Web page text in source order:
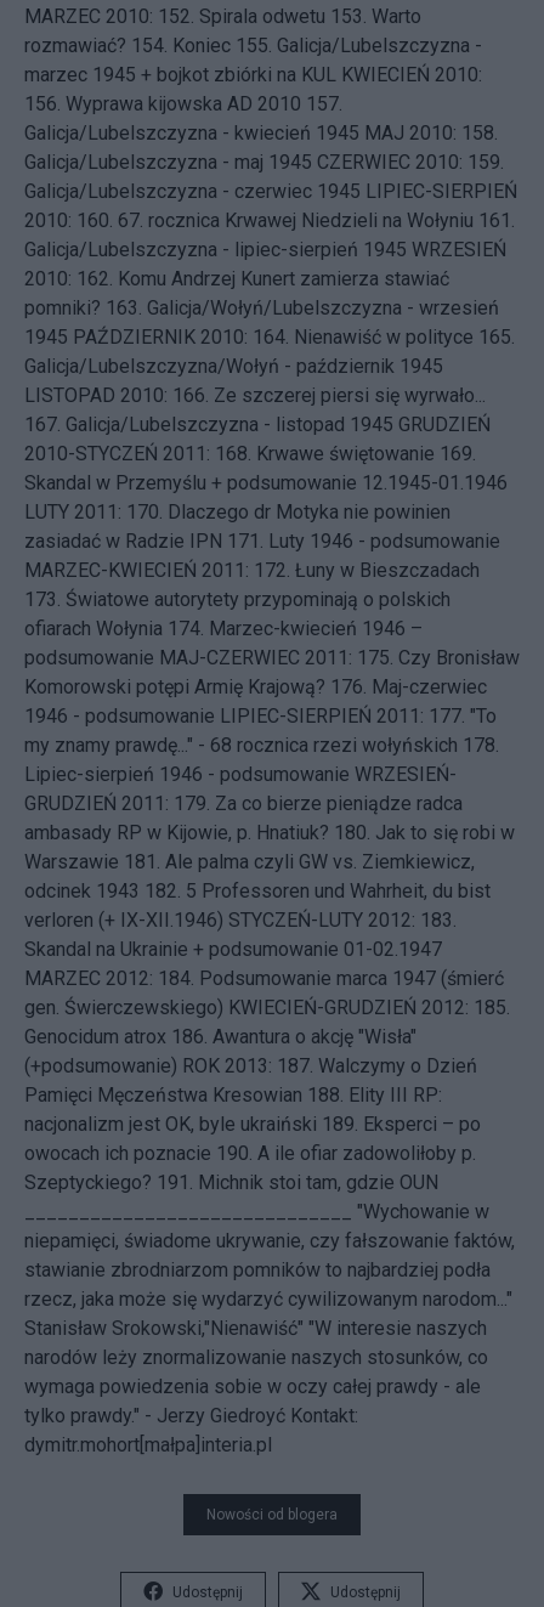
MARZEC 2010: 152. Spirala odwetu 153. Warto
rozmawiać? 154. Koniec 155. Galicja/Lubelszczyzna -
marzec 1945 + bojkot zbiórki na KUL KWIECIEŃ 2010:
156. Wyprawa kijowska AD 2010 157.
Galicja/Lubelszczyzna - kwiecień 1945 MAJ 2010: 158.
Galicja/Lubelszczyzna - maj 1945 CZERWIEC 2010: 159.
Galicja/Lubelszczyzna - czerwiec 1945 LIPIEC-SIERPIEŃ
2010: 160. 67. rocznica Krwawej Niedzieli na Wołyniu 161.
Galicja/Lubelszczyzna - lipiec-sierpień 1945 WRZESIEŃ
2010: 162. Komu Andrzej Kunert zamierza stawiać
pomniki? 163. Galicja/Wołyń/Lubelszczyzna - wrzesień
1945 PAŹDZIERNIK 2010: 164. Nienawiść w polityce 165.
Galicja/Lubelszczyzna/Wołyń - październik 1945
LISTOPAD 2010: 166. Ze szczerej piersi się wyrwało...
167. Galicja/Lubelszczyzna - listopad 1945 GRUDZIEŃ
2010-STYCZEŃ 2011: 168. Krwawe świętowanie 169.
Skandal w Przemyślu + podsumowanie 12.1945-01.1946
LUTY 2011: 170. Dlaczego dr Motyka nie powinien
zasiadać w Radzie IPN 171. Luty 1946 - podsumowanie
MARZEC-KWIECIEŃ 2011: 172. Łuny w Bieszczadach
173. Światowe autorytety przypominają o polskich
ofiarach Wołynia 174. Marzec-kwiecień 1946 –
podsumowanie MAJ-CZERWIEC 2011: 175. Czy Bronisław
Komorowski potępi Armię Krajową? 176. Maj-czerwiec
1946 - podsumowanie LIPIEC-SIERPIEŃ 2011: 177. "To
my znamy prawdę..." - 68 rocznica rzezi wołyńskich 178.
Lipiec-sierpień 1946 - podsumowanie WRZESIEŃ-
GRUDZIEŃ 2011: 179. Za co bierze pieniądze radca
ambasady RP w Kijowie, p. Hnatiuk? 180. Jak to się robi w
Warszawie 181. Ale palma czyli GW vs. Ziemkiewicz,
odcinek 1943 182. 5 Professoren und Wahrheit, du bist
verloren (+ IX-XII.1946) STYCZEŃ-LUTY 2012: 183.
Skandal na Ukrainie + podsumowanie 01-02.1947
MARZEC 2012: 184. Podsumowanie marca 1947 (śmierć
gen. Świerczewskiego) KWIECIEŃ-GRUDZIEŃ 2012: 185.
Genocidum atrox 186. Awantura o akcję "Wisła"
(+podsumowanie) ROK 2013: 187. Walczymy o Dzień
Pamięci Męczeństwa Kresowian 188. Elity III RP:
nacjonalizm jest OK, byle ukraiński 189. Eksperci – po
owocach ich poznacie 190. A ile ofiar zadowoliłoby p.
Szeptyckiego? 191. Michnik stoi tam, gdzie OUN
______________________________ "Wychowanie w
niepamięci, świadome ukrywanie, czy fałszowanie faktów,
stawianie zbrodniarzom pomników to najbardziej podła
rzecz, jaka może się wydarzyć cywilizowanym narodom..."
Stanisław Srokowski,"Nienawiść" "W interesie naszych
narodów leży znormalizowanie naszych stosunków, co
wymaga powiedzenia sobie w oczy całej prawdy - ale
tylko prawdy." - Jerzy Giedroyć Kontakt:
dymitr.mohort[małpa]interia.pl
Nowości od blogera
Udostępnij Udostępnij